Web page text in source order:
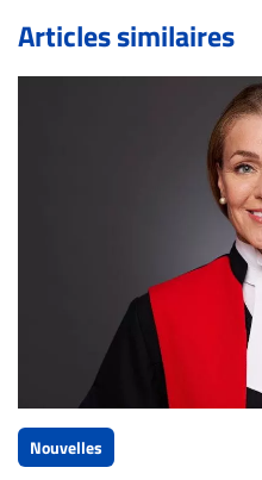
de validation, un droit de
Bien à vous,
La Rédaction de Droit-
Articles similaires
Nouvelles